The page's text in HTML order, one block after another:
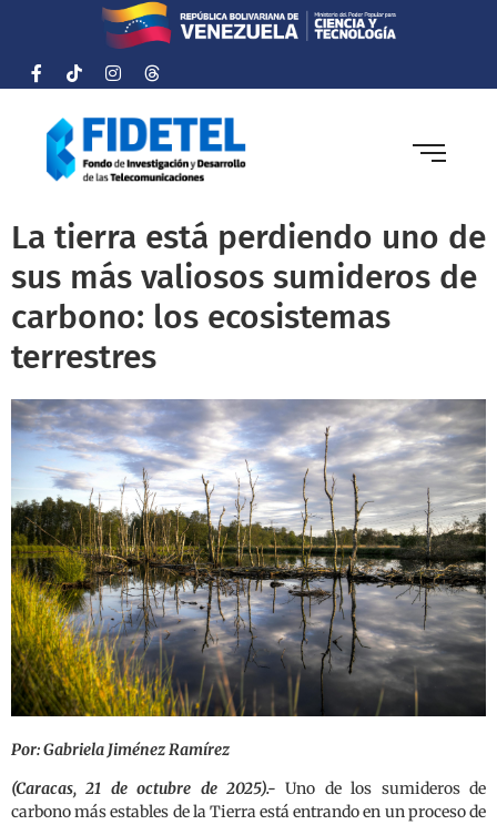
La tierra está perdiendo uno de
sus más valiosos sumideros de
carbono: los ecosistemas
terrestres
Por: Gabriela Jiménez Ramírez
(Caracas, 21 de octubre de 2025).-Uno de los sumideros de
carbono más estables de la Tierra está entrando en un proceso de